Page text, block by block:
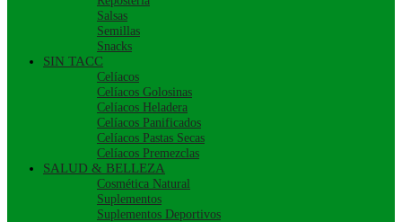
Salsas
Semillas
Snacks
SIN TACC
Celíacos
Celíacos Golosinas
Celíacos Heladera
Celíacos Panificados
Celíacos Pastas Secas
Celíacos Premezclas
SALUD & BELLEZA
Cosmética Natural
Suplementos
Suplementos Deportivos